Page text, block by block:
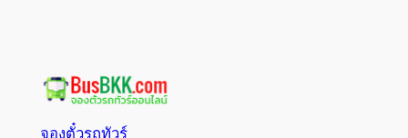
จองตั๋วรถทัวร์